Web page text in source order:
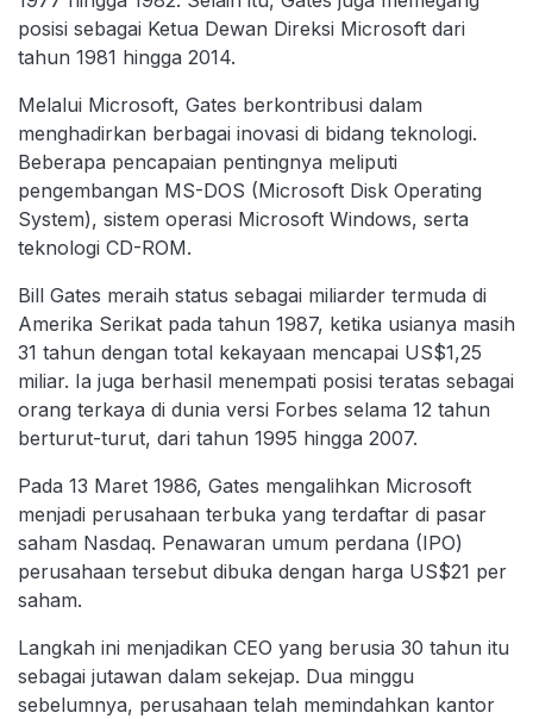
posisi sebagai Ketua Dewan Direksi Microsoft dari
tahun 1981 hingga 2014.
Melalui Microsoft, Gates berkontribusi dalam
menghadirkan berbagai inovasi di bidang teknologi.
Beberapa pencapaian pentingnya meliputi
pengembangan MS-DOS (Microsoft Disk Operating
System), sistem operasi Microsoft Windows, serta
teknologi CD-ROM.
Bill Gates meraih status sebagai miliarder termuda di
Amerika Serikat pada tahun 1987, ketika usianya masih
31 tahun dengan total kekayaan mencapai US$1,25
miliar. Ia juga berhasil menempati posisi teratas sebagai
orang terkaya di dunia versi Forbes selama 12 tahun
berturut-turut, dari tahun 1995 hingga 2007.
Pada 13 Maret 1986, Gates mengalihkan Microsoft
menjadi perusahaan terbuka yang terdaftar di pasar
saham Nasdaq. Penawaran umum perdana (IPO)
perusahaan tersebut dibuka dengan harga US$21 per
saham.
Langkah ini menjadikan CEO yang berusia 30 tahun itu
sebagai jutawan dalam sekejap. Dua minggu
sebelumnya, perusahaan telah memindahkan kantor